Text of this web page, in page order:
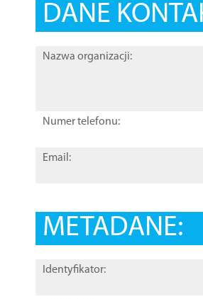
DANE
Nazwa organizacji:
Numer telefonu:
Email:
METADANE:
Identyfikator: